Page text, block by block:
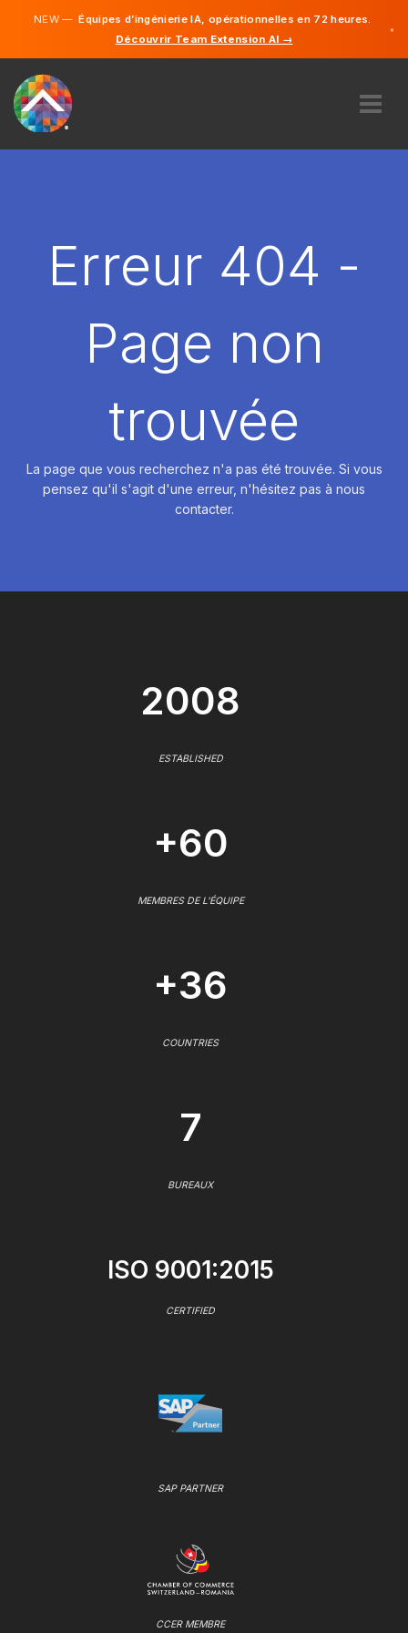
NEW —Équipes d’ingénierie IA, opérationnelles en 72 heures.
Découvrir Team Extension AI →
×
DÉMARRER
Erreur 404 -
Page non
trouvée
La page que vous recherchez n'a pas été trouvée. Si vous
pensez qu'il s'agit d'une erreur, n'hésitez pas à nous
contacter.
2008
ESTABLISHED
+60
MEMBRES DE L'ÉQUIPE
+36
COUNTRIES
7
BUREAUX
ISO 9001:2015
CERTIFIED
SAP PARTNER
CCER MEMBRE